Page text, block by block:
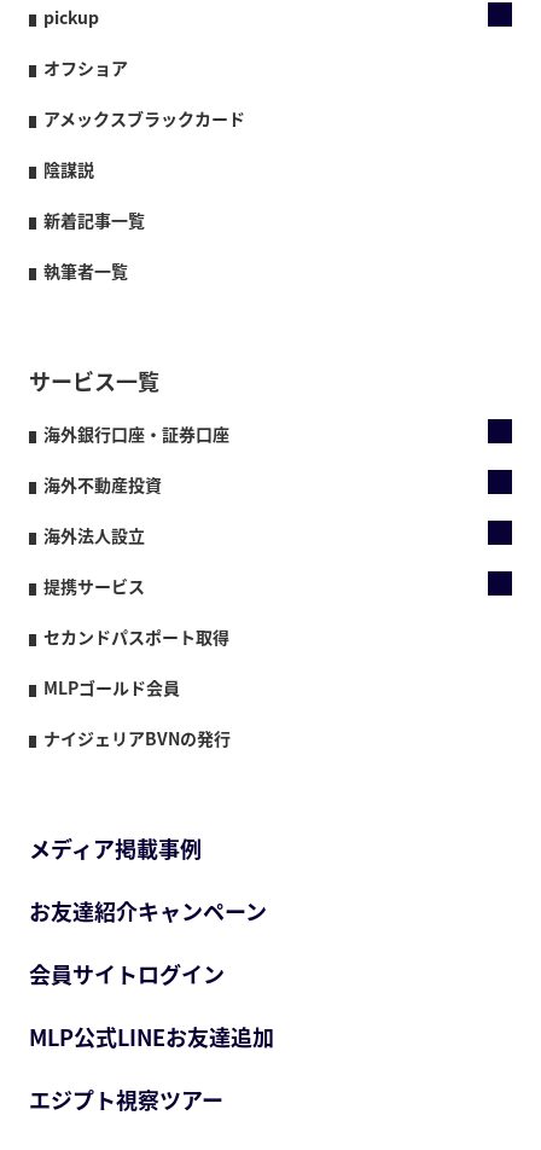
pickup
オフショア
アメックスブラックカード
陰謀説
新着記事一覧
執筆者一覧
サービス一覧
海外銀行口座・証券口座
海外不動産投資
海外法人設立
提携サービス
セカンドパスポート取得
MLPゴールド会員
ナイジェリアBVNの発行
メディア掲載事例
お友達紹介キャンペーン
会員サイトログイン
MLP公式LINEお友達追加
エジプト視察ツアー